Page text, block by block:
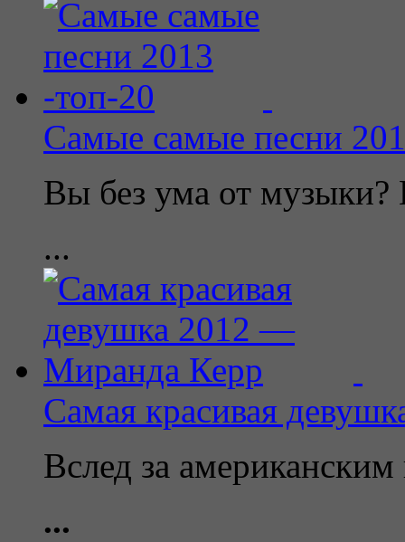
Самые самые песни
Вы без ума от музыки?
...
Самая красивая
Вслед за
...